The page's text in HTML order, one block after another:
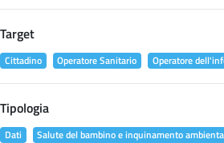
Target
Cittadino Operatore Sanitario Operatore
Tipologia
Dati Salute del bambino e inquinamento